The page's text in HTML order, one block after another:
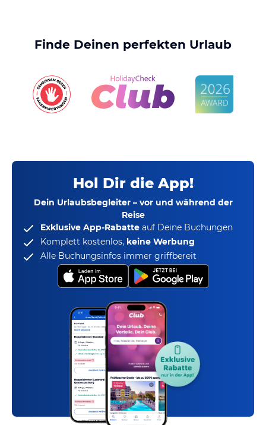
Finde Deinen perfekten Urlaub
Hol Dir die App!
Dein Urlaubsbegleiter – vor und während der
Reise
Exklusive App-Rabatte auf Deine Buchungen
Komplett kostenlos, keine Werbung
Alle Buchungsinfos immer griffbereit